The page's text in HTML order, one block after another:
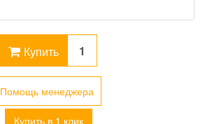
Купить
Помощь менеджера
Купить в 1 клик